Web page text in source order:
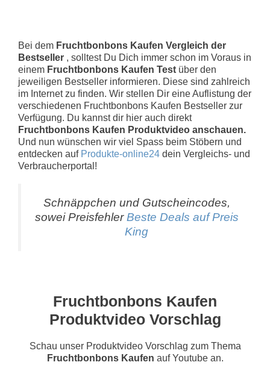
Bei dem Fruchtbonbons Kaufen Vergleich der
Bestseller , solltest Du Dich immer schon im Voraus in
einem Fruchtbonbons Kaufen Test über den
jeweiligen Bestseller informieren. Diese sind zahlreich
im Internet zu finden. Wir stellen Dir eine Auflistung der
verschiedenen Fruchtbonbons Kaufen Bestseller zur
Verfügung. Du kannst dir hier auch direkt
Fruchtbonbons Kaufen Produktvideo anschauen.
Und nun wünschen wir viel Spass beim Stöbern und
entdecken auf Produkte-online24 dein Vergleichs- und
Verbraucherportal!
Schnäppchen und Gutscheincodes,
sowei Preisfehler Beste Deals auf Preis
King
Fruchtbonbons Kaufen
Produktvideo Vorschlag
Schau unser Produktvideo Vorschlag zum Thema
Fruchtbonbons Kaufen auf Youtube an.